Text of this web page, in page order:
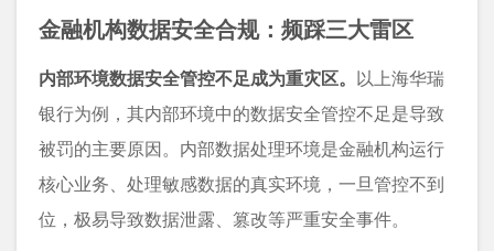
金融机构数据安全合规：频踩三大雷区
内部环境数据安全管控不足成为重灾区。 以上海华瑞
银行为例，其内部环境中的数据安全管控不足是导致
被罚的主要原因。内部数据处理环境是金融机构运行
核心业务、处理敏感数据的真实环境，一旦管控不到
位，极易导致数据泄露、篡改等严重安全事件。